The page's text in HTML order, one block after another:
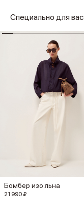
Специально для вас
Бомбер изо льна
21 990 ₽